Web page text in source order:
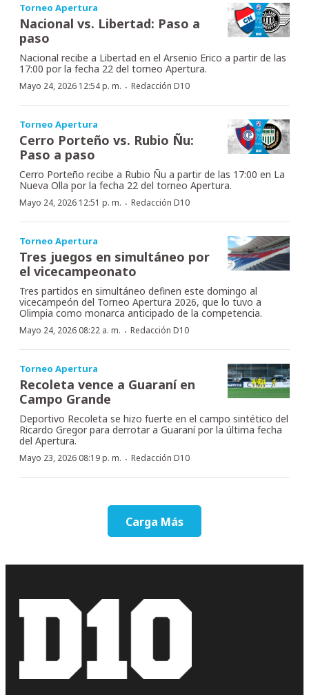
Torneo Apertura
Nacional vs. Libertad: Paso a
paso
Nacional recibe a Libertad en el Arsenio Erico a partir de las
17:00 por la fecha 22 del torneo Apertura.
Mayo 24, 2026 12:54 p. m. · Redacción D10
Torneo Apertura
Cerro Porteño vs. Rubio Ñu:
Paso a paso
Cerro Porteño recibe a Rubio Ñu a partir de las 17:00 en La
Nueva Olla por la fecha 22 del torneo Apertura.
Mayo 24, 2026 12:51 p. m. · Redacción D10
Torneo Apertura
Tres juegos en simultáneo por
el vicecampeonato
Tres partidos en simultáneo definen este domingo al
vicecampeón del Torneo Apertura 2026, que lo tuvo a
Olimpia como monarca anticipado de la competencia.
Mayo 24, 2026 08:22 a. m. · Redacción D10
Torneo Apertura
Recoleta vence a Guaraní en
Campo Grande
Deportivo Recoleta se hizo fuerte en el campo sintético del
Ricardo Gregor para derrotar a Guaraní por la última fecha
del Apertura.
Mayo 23, 2026 08:19 p. m. · Redacción D10
Carga Más